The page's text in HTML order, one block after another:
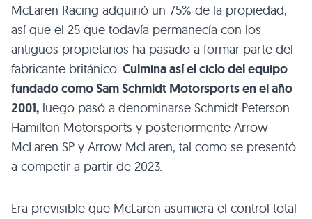
McLaren Racing adquirió un 75% de la propiedad,
así que el 25 que todavía permanecía con los
antiguos propietarios ha pasado a formar parte del
fabricante británico. Culmina así el ciclo del equipo
fundado como Sam Schmidt Motorsports en el año
2001, luego pasó a denominarse Schmidt Peterson
Hamilton Motorsports y posteriormente Arrow
McLaren SP y Arrow McLaren, tal como se presentó
a competir a partir de 2023.
Era previsible que McLaren asumiera el control total